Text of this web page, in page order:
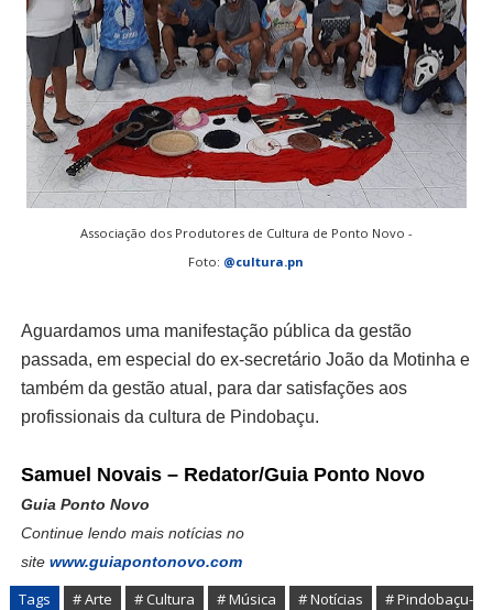
Associação dos Produtores de Cultura de Ponto Novo -
Foto: @cultura.pn
Aguardamos uma manifestação pública da gestão
passada, em especial do ex-secretário João da Motinha e
também da gestão atual, para dar satisfações aos
profissionais da cultura de Pindobaçu.
Samuel Novais – Redator/Guia Ponto Novo
Guia Ponto Novo
Continue lendo mais notícias no
site www.guiapontonovo.com
Tags # Arte # Cultura # Música # Notícias
# Pindobaçu-